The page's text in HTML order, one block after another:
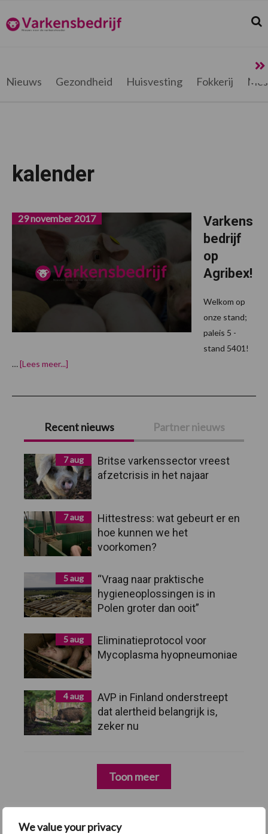
We value your privacy
de
hoofdnavigatie
de
hoofd
de
eerste
de
voettekst
Varkensbedrijf.be
Nieuws Gezondheid Huisvesting Fokkerij
kalender
Varkens
bedrijf
op
Agribex!
29 november 2017
Welkom op
onze stand;
paleis 5 -
stand 5401!
…[Lees meer...]
Primaire
Sidebar
Recent nieuws Partner nieuws
7 aug
Britse varkenssector vreest
afzetcrisis in het najaar
7 aug
Hittestress: wat gebeurt er en
hoe kunnen we het
voorkomen?
5 aug
“Vraag naar praktische
hygieneoplossingen is in
Polen groter dan ooit”
5 aug
Eliminatieprotocol voor
Mycoplasma hyopneumoniae
4 aug
AVP in Finland onderstreept
dat alertheid belangrijk is,
zeker nu
Toon meer